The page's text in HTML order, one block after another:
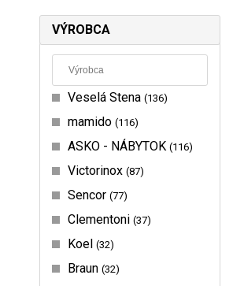
VÝROBCA
Veselá Stena 136
mamido 116
ASKO - NÁBYTOK 116
Victorinox 87
Sencor 77
Clementoni 37
Koel 32
Braun 32